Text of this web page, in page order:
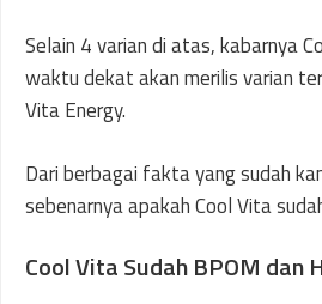
Selain 4 varian di atas, kabarnya
waktu dekat akan merilis varian
Vita Energy.
Dari berbagai fakta yang sudah
sebenarnya apakah Cool Vita
Cool Vita Sudah BPOM dan